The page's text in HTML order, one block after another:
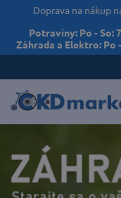
Doprava na nákup
Potraviny: Po - So:
Záhrada a Elektro: Po